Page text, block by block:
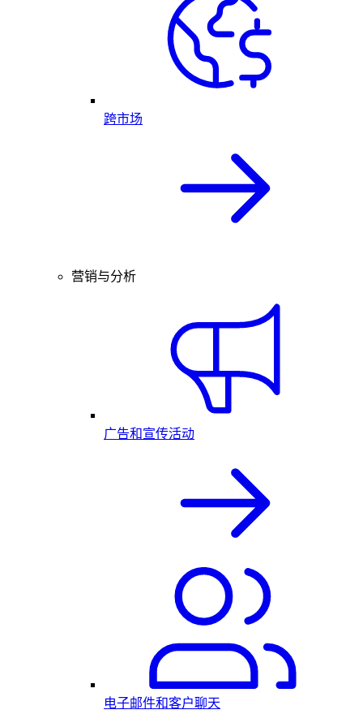
跨市场
营销与分析
广告和宣传活动
电子邮件和客户聊天